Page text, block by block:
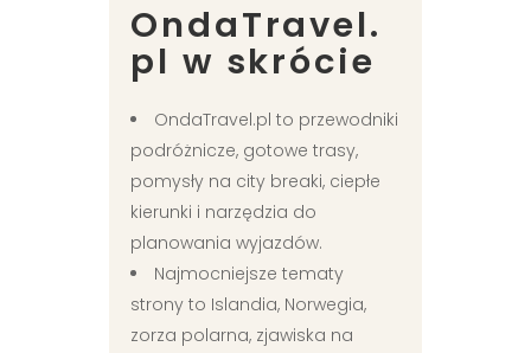
OndaTravel.
pl w skrócie
OndaTravel.pl to przewodniki
podróżnicze, gotowe trasy,
pomysły na city breaki, ciepłe
kierunki i narzędzia do
planowania wyjazdów.
Najmocniejsze tematy
strony to Islandia, Norwegia,
zorza polarna, zjawiska na